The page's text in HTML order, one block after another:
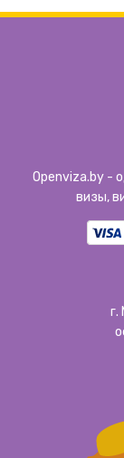
Openviza.by -
визы,
г.